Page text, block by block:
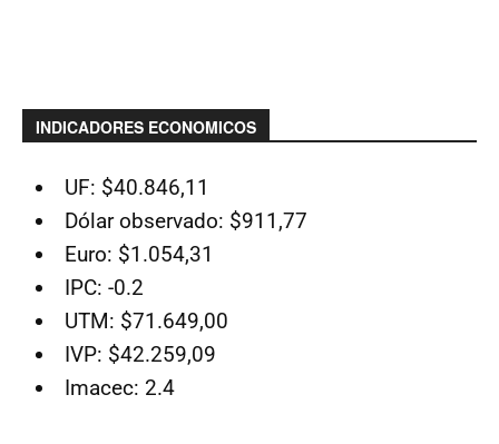
INDICADORES ECONOMICOS
UF: $40.846,11
Dólar observado: $911,77
Euro: $1.054,31
IPC: -0.2
UTM: $71.649,00
IVP: $42.259,09
Imacec: 2.4